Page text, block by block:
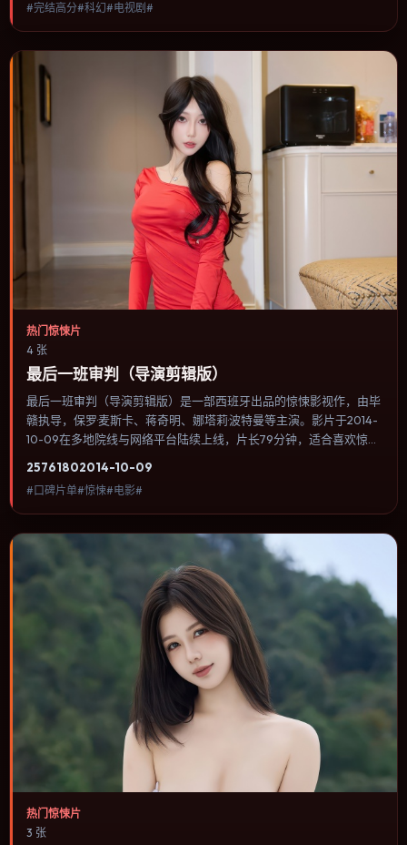
与情节推进，节奏与视听语言统一，可作为休闲观影或类型片补片的
选择。
#完结高分#科幻#电视剧#
热门惊悚片
4 张
最后一班审判（导演剪辑版）
最后一班审判（导演剪辑版）是一部西班牙出品的惊悚影视作，由毕
赣执导，保罗·麦斯卡、蒋奇明、娜塔莉·波特曼等主演。影片于2014-
10-09在多地院线与网络平台陆续上线，片长79分钟，适合喜欢惊悚
节推进，节奏与视听语言统一，可作为休闲观影或类型片补片的选
择。
25761802014-10-09
#口碑片单#惊悚#电影#
热门惊悚片
3 张